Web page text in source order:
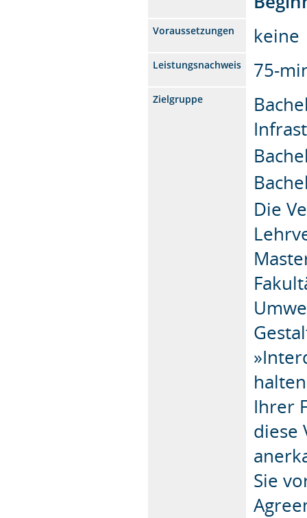
Voraussetzungen keine
Leistungsnachweis 75-
Zielgruppe
Die
Ihrer
diese
Sie